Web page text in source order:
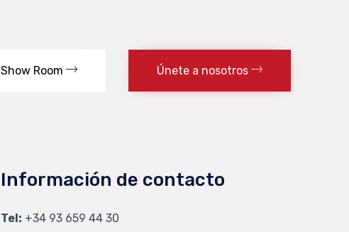
Show Room Únete a nosotros
Información de contacto
Tel: +34 93 659 44 30